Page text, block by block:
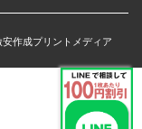
作成プリントメディア